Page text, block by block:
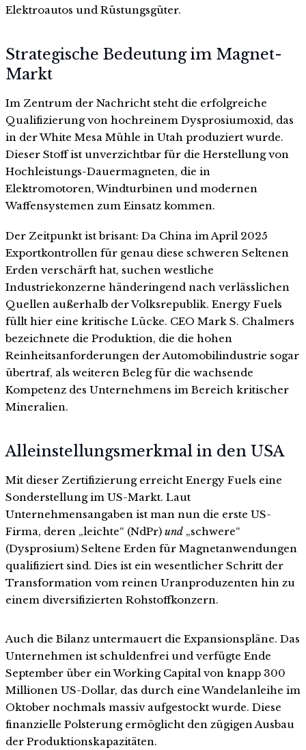
Elektroautos und Rüstungsgüter.
Strategische Bedeutung im Magnet-
Markt
Im Zentrum der Nachricht steht die erfolgreiche
Qualifizierung von hochreinem Dysprosiumoxid, das
in der White Mesa Mühle in Utah produziert wurde.
Dieser Stoff ist unverzichtbar für die Herstellung von
Hochleistungs-Dauermagneten, die in
Elektromotoren, Windturbinen und modernen
Waffensystemen zum Einsatz kommen.
Der Zeitpunkt ist brisant: Da China im April 2025
Exportkontrollen für genau diese schweren Seltenen
Erden verschärft hat, suchen westliche
Industriekonzerne händeringend nach verlässlichen
Quellen außerhalb der Volksrepublik. Energy Fuels
füllt hier eine kritische Lücke. CEO Mark S. Chalmers
bezeichnete die Produktion, die die hohen
Reinheitsanforderungen der Automobilindustrie sogar
übertraf, als weiteren Beleg für die wachsende
Kompetenz des Unternehmens im Bereich kritischer
Mineralien.
Alleinstellungsmerkmal in den USA
Mit dieser Zertifizierung erreicht Energy Fuels eine
Sonderstellung im US-Markt. Laut
Unternehmensangaben ist man nun die erste US-
Firma, deren „leichte“ (NdPr) und „schwere“
(Dysprosium) Seltene Erden für Magnetanwendungen
qualifiziert sind. Dies ist ein wesentlicher Schritt der
Transformation vom reinen Uranproduzenten hin zu
einem diversifizierten Rohstoffkonzern.
Auch die Bilanz untermauert die Expansionspläne. Das
Unternehmen ist schuldenfrei und verfügte Ende
September über ein Working Capital von knapp 300
Millionen US-Dollar, das durch eine Wandelanleihe im
Oktober nochmals massiv aufgestockt wurde. Diese
finanzielle Polsterung ermöglicht den zügigen Ausbau
der Produktionskapazitäten.